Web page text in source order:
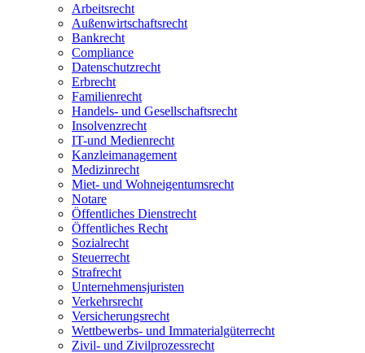
Arbeitsrecht
Außenwirtschaftsrecht
Bankrecht
Compliance
Datenschutzrecht
Erbrecht
Familienrecht
Handels- und Gesellschaftsrecht
Insolvenzrecht
IT-und Medienrecht
Kanzleimanagement
Medizinrecht
Miet- und Wohneigentumsrecht
Notare
Öffentliches Dienstrecht
Öffentliches Recht
Sozialrecht
Steuerrecht
Strafrecht
Unternehmensjuristen
Verkehrsrecht
Versicherungsrecht
Wettbewerbs- und Immaterialgüterrecht
Zivil- und Zivilprozessrecht